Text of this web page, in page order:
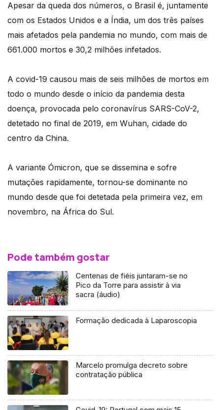
Apesar da queda dos números, o Brasil é, juntamente
com os Estados Unidos e a Índia, um dos três países
mais afetados pela pandemia no mundo, com mais de
661.000 mortos e 30,2 milhões infetados.
A covid-19 causou mais de seis milhões de mortos em
todo o mundo desde o início da pandemia desta
doença, provocada pelo coronavírus SARS-CoV-2,
detetado no final de 2019, em Wuhan, cidade do
centro da China.
A variante Ómicron, que se dissemina e sofre
mutações rapidamente, tornou-se dominante no
mundo desde que foi detetada pela primeira vez, em
novembro, na África do Sul.
Pode também gostar
Centenas de fiéis juntaram-se no
Pico da Torre para assistir à via
sacra (áudio)
Formação dedicada à Laparoscopia
Marcelo promulga decreto sobre
contratação pública